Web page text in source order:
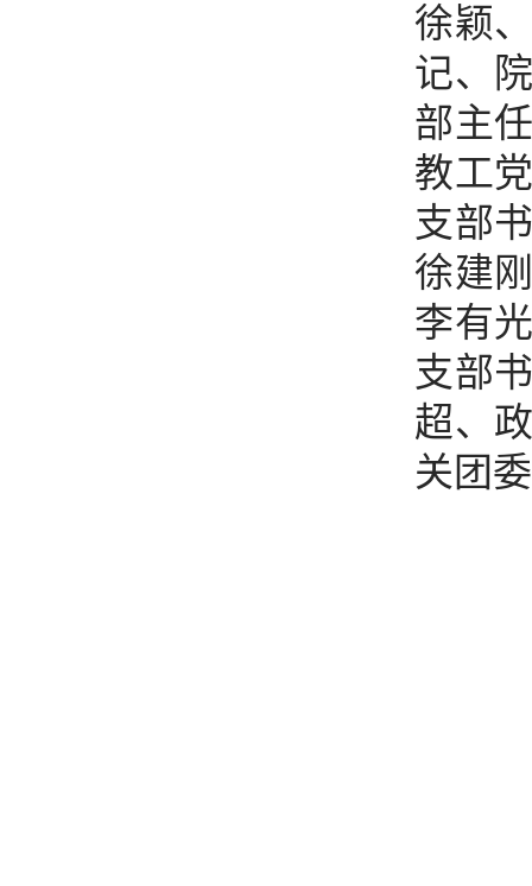
徐颖
记、
部主
教工
支部
徐建
李有
支部
超、
关团